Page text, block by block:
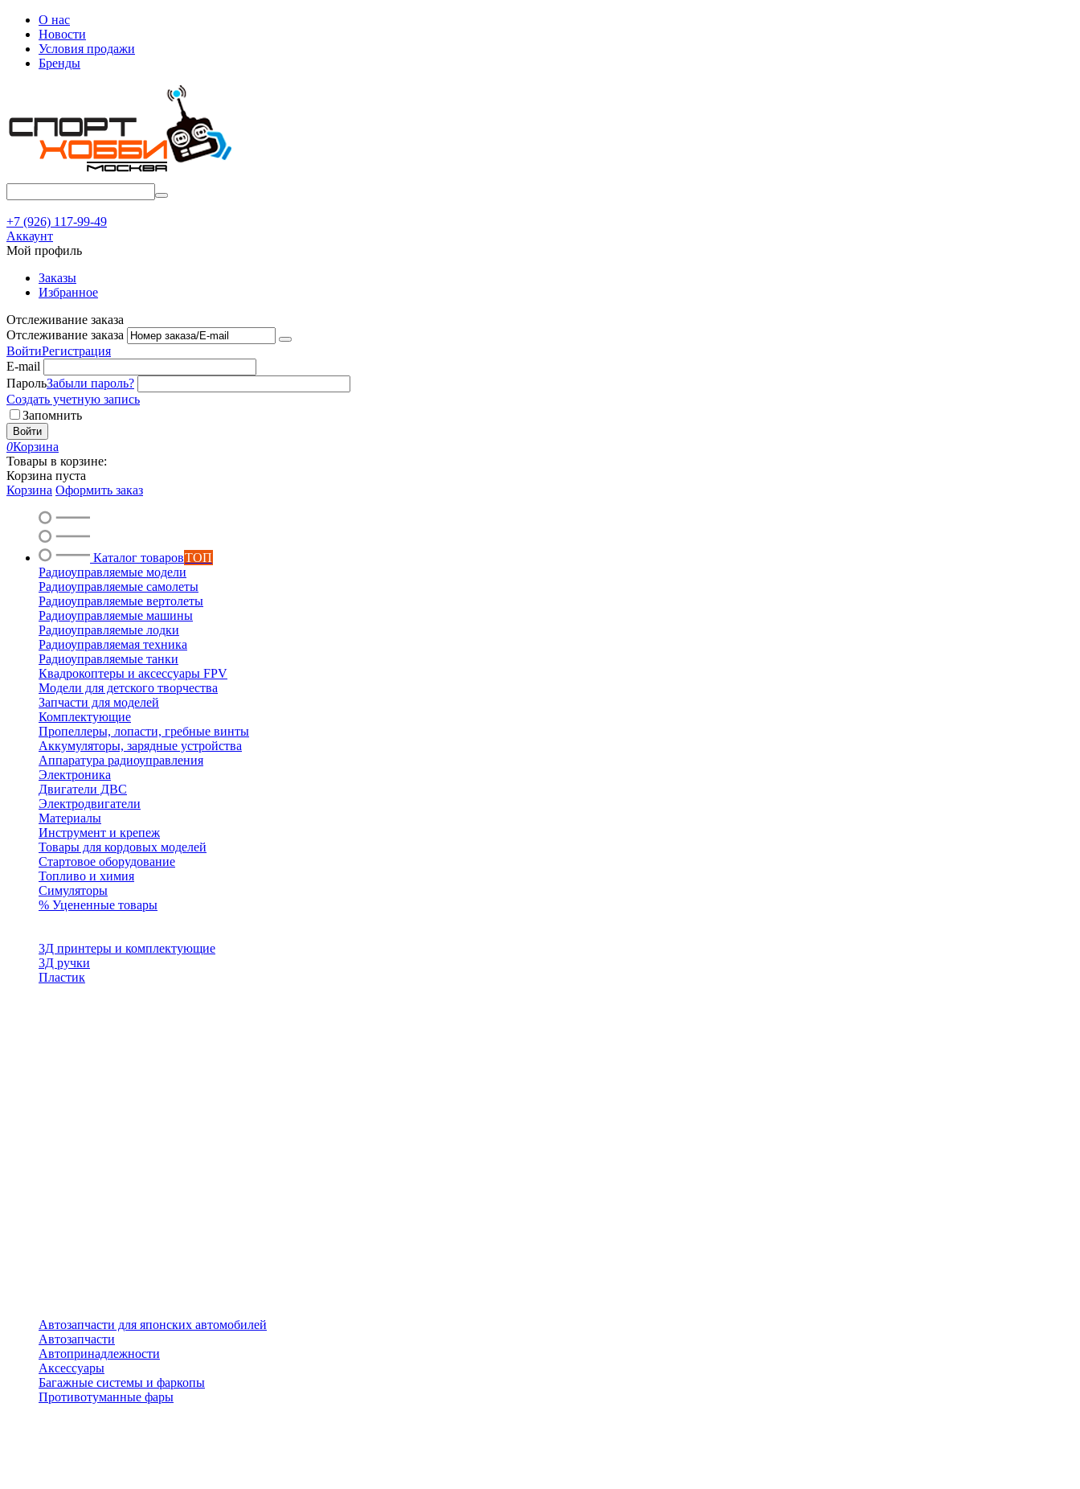
О нас
Новости
Условия продажи
Бренды
+7 (926) 117-99-49
Аккаунт
Мой профиль
Заказы
Избранное
Отслеживание заказа
Отслеживание заказа
ВойтиРегистрация
E-mail
ПарольЗабыли пароль?
Создать учетную запись
Запомнить
Войти
0Корзина
Товары в корзине:
Корзина пуста
Корзина Оформить заказ
Каталог товаровТОП
Радиоуправляемые модели
Радиоуправляемые самолеты
Радиоуправляемые вертолеты
Радиоуправляемые машины
Радиоуправляемые лодки
Радиоуправляемая техника
Радиоуправляемые танки
Квадрокоптеры и аксессуары FPV
Модели для детского творчества
Запчасти для моделей
Комплектующие
Пропеллеры, лопасти, гребные винты
Аккумуляторы, зарядные устройства
Аппаратура радиоуправления
Электроника
Двигатели ДВС
Электродвигатели
Материалы
Инструмент и крепеж
Товары для кордовых моделей
Стартовое оборудование
Топливо и химия
Симуляторы
% Уцененные товары
3Д принтеры и комплектующие
3Д ручки
Пластик
Автозапчасти для японских автомобилей
Автозапчасти
Автопринадлежности
Аксессуары
Багажные системы и фаркопы
Противотуманные фары